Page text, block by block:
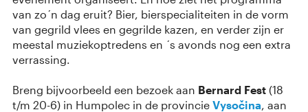
van zo´n dag eruit? Bier, bierspecialiteiten in de vorm
van gegrild vlees en gegrilde kazen, en verder zijn er
meestal muziekoptredens en ´s avonds nog een extra
verrassing.
Breng bijvoorbeeld een bezoek aan Bernard Fest (18
t/m 20-6) in Humpolec in de provincie Vysočina, aan